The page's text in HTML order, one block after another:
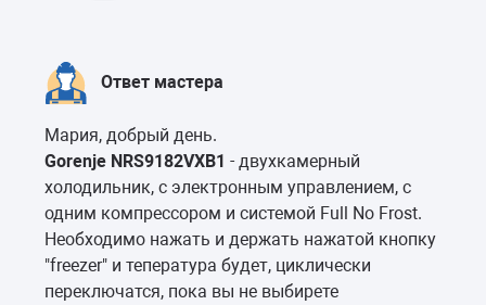
Ответ мастера
Мария, добрый день.
Gorenje NRS9182VXB1 - двухкамерный
холодильник, с электронным управлением, с
одним компрессором и системой Full No Frost.
Необходимо нажать и держать нажатой кнопку
"freezer" и тепература будет, циклически
переключатся, пока вы не выбирете